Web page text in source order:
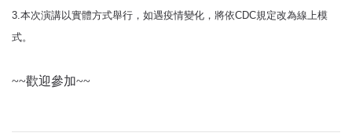
3.本次演講以實體方式舉行，如遇疫情變化，將依CDC規定改為線上模
式。
~~歡迎參加~~